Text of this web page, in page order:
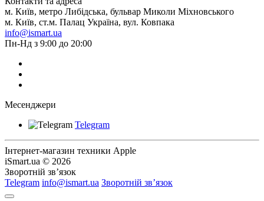
м. Київ, метро Либідська, бульвар Миколи Міхновського
м. Київ, ст.м. Палац Україна, вул. Ковпака
info@ismart.ua
Пн-Нд з 9:00 до 20:00
Месенджери
Telegram
Інтернет-магазин техники Apple
iSmart.ua © 2026
Зворотній зв’язок
Telegram info@ismart.ua Зворотній зв’язок